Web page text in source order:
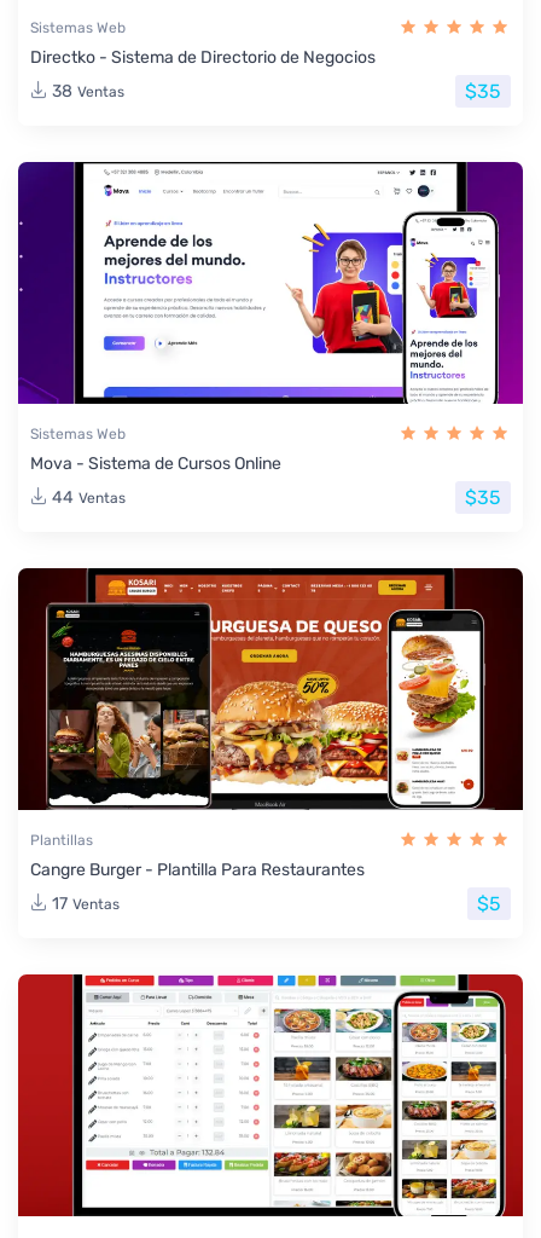
Sistemas Web
Directko - Sistema de Directorio de Negocios
38 Ventas $35
Sistemas Web
Mova - Sistema de Cursos Online
44 Ventas $35
Plantillas
Cangre Burger - Plantilla Para Restaurantes
17 Ventas $5